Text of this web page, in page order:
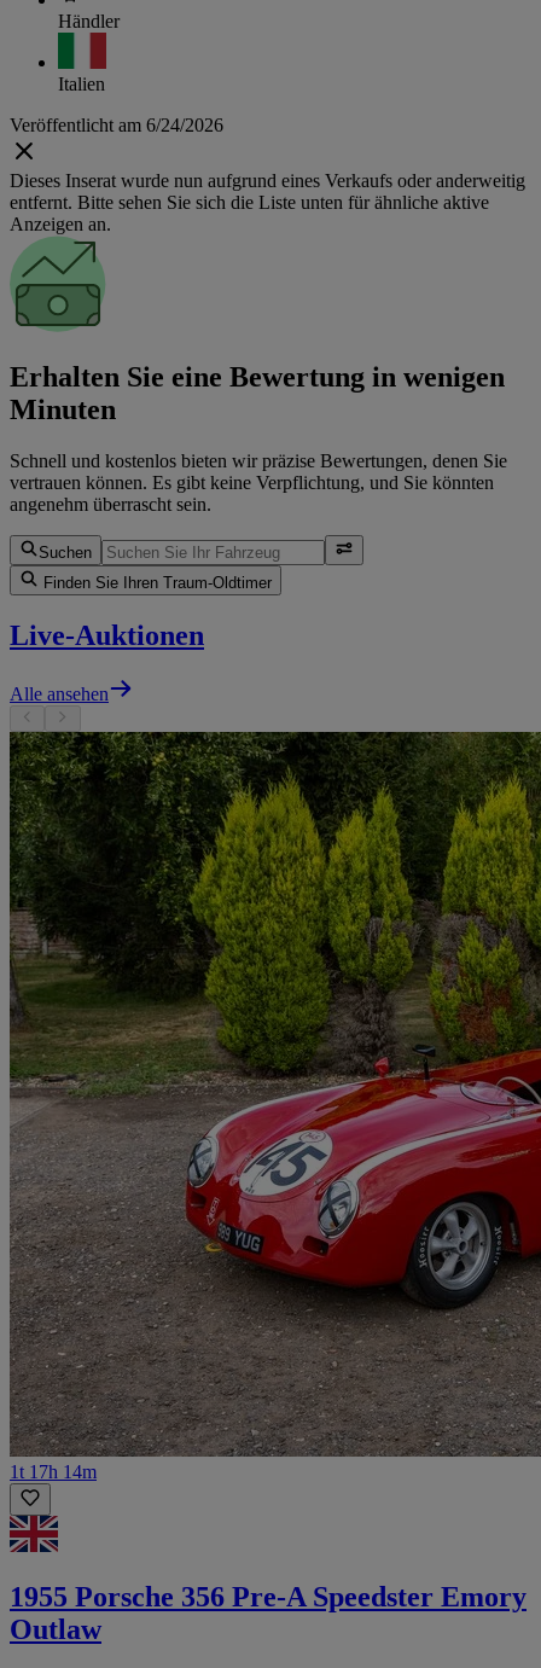
Händler
Italien
Veröffentlicht am 6/24/2026
Dieses Inserat wurde nun aufgrund eines Verkaufs oder anderweitig
entfernt. Bitte sehen Sie sich die Liste unten für ähnliche aktive
Anzeigen an.
Erhalten Sie eine Bewertung in wenigen
Minuten
Schnell und kostenlos bieten wir präzise Bewertungen, denen Sie
vertrauen können. Es gibt keine Verpflichtung, und Sie könnten
angenehm überrascht sein.
Suchen
Finden Sie Ihren Traum-Oldtimer
Live-Auktionen
Alle ansehen
1t 17h 14m
1955 Porsche 356 Pre-A Speedster Emory
Outlaw